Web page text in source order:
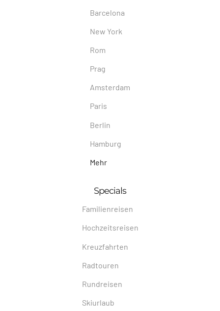
Barcelona
New York
Rom
Prag
Amsterdam
Paris
Berlin
Hamburg
Mehr
Specials
Familienreisen
Hochzeitsreisen
Kreuzfahrten
Radtouren
Rundreisen
Skiurlaub